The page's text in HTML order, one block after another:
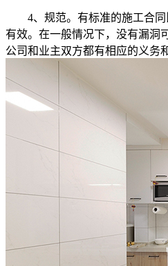
4、规范。有标准的施工合同
有效。在一般情况下，没有漏洞
公司和业主双方都有相应的义务